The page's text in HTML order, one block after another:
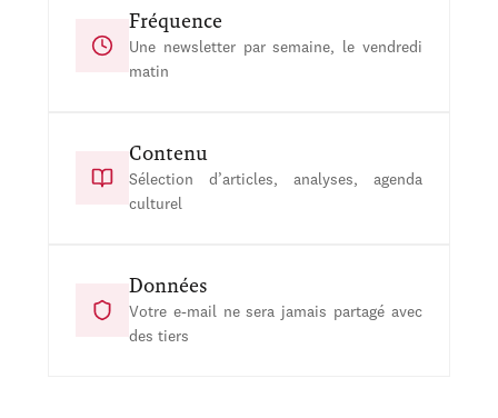
Fréquence
Une newsletter par semaine, le vendredi
matin
Contenu
Sélection d’articles, analyses, agenda
culturel
Données
Votre e-mail ne sera jamais partagé avec
des tiers